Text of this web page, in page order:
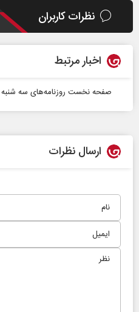
نظرات کاربران
اخبار مرتبط
صفحه نخست روزنامه‌های سه شنبه ۴ مهر
ارسال نظرات